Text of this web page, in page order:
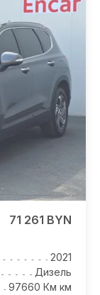
71 261 BYN
2021
Дизель
97660 Км км